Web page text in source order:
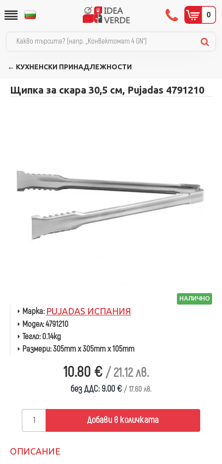
0
← КУХНЕНСКИ ПРИНАДЛЕЖНОСТИ
Щипка за скара 30,5 см, Pujadas 4791210
НАЛИЧНО
10.80 € / 21.12 лв.
без ДДС: 9.00 € / 17.60 лв.
Марка: PUJADAS ИСПАНИЯ
Модел:4791210
Тегло:0.14kg
Размери:305mm x 305mm x 105mm
Добави в количката
ОПИСАНИЕ